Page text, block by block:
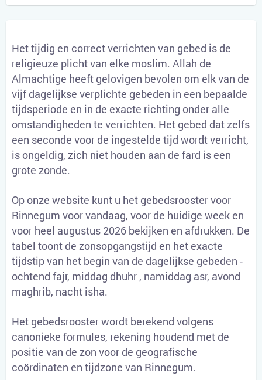
Het tijdig en correct verrichten van gebed is de
religieuze plicht van elke moslim. Allah de
Almachtige heeft gelovigen bevolen om elk van de
vijf dagelijkse verplichte gebeden in een bepaalde
tijdsperiode en in de exacte richting onder alle
omstandigheden te verrichten. Het gebed dat zelfs
een seconde voor de ingestelde tijd wordt verricht,
is ongeldig, zich niet houden aan de fard is een
grote zonde.
Op onze website kunt u het gebedsrooster voor
Rinnegum voor vandaag, voor de huidige week en
voor heel augustus 2026 bekijken en afdrukken. De
tabel toont de zonsopgangstijd en het exacte
tijdstip van het begin van de dagelijkse gebeden -
ochtend fajr, middag dhuhr , namiddag asr, avond
maghrib, nacht isha.
Het gebedsrooster wordt berekend volgens
canonieke formules, rekening houdend met de
positie van de zon voor de geografische
coördinaten en tijdzone van Rinnegum.